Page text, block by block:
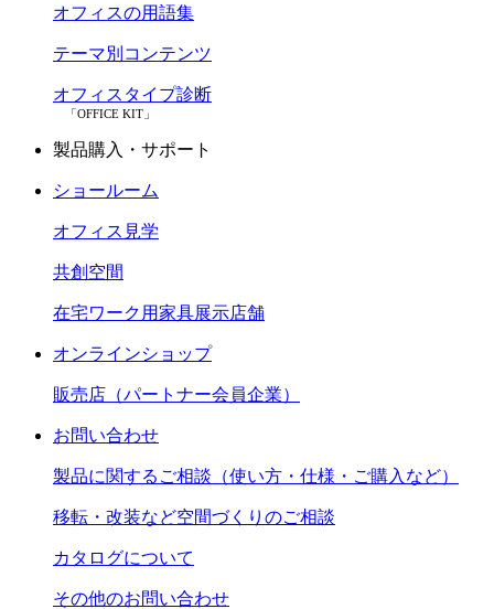
オフィスの用語集
テーマ別コンテンツ
オフィスタイプ診断
「OFFICE KIT」
製品購入・サポート
ショールーム
オフィス見学
共創空間
在宅ワーク用家具展示店舗
オンラインショップ
販売店（パートナー会員企業）
お問い合わせ
製品に関するご相談（使い方・仕様・ご購入など）
移転・改装など空間づくりのご相談
カタログについて
その他のお問い合わせ